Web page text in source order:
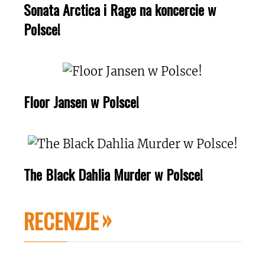
Sonata Arctica i Rage na koncercie w
Polsce!
Floor Jansen w Polsce!
The Black Dahlia Murder w Polsce!
RECENZJE